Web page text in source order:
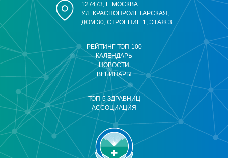
РЕЙТИНГ ТОП-100
КАЛЕНДАРЬ
НОВОСТИ
ВЕБИНАРЫ
ТОП-5 ЗДРАВНИЦ
АССОЦИАЦИЯ
127473, Г. МОСКВА
УЛ. КРАСНОПРОЛЕТАРСКАЯ,
ДОМ 30, СТРОЕНИЕ 1, ЭТАЖ 3